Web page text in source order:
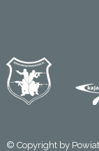
© Copyright by